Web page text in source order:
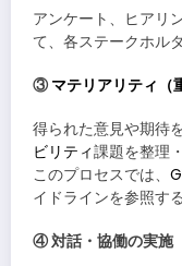
アンケート、ヒアリ
て、各ステークホル
③ マテリアリティ（
得られた意見や期待
ビリティ課題を整理
このプロセスでは、
イドラインを参照す
④ 対話・協働の実施